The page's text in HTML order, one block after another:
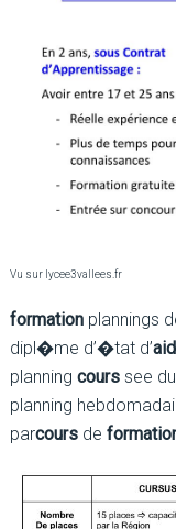
Vu sur lycee3vallees.fr
formationplannings
dipl�me d’�tat d’
planning courssee
planning
parcoursde